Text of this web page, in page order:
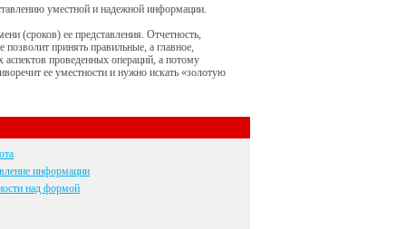
уместной и надежной информации.
(сроков) ее представления. Отчетность,
принять правильные, а главное,
проведенных операций, а потому
ее уместности и нужно искать «золотую
информации
над формой